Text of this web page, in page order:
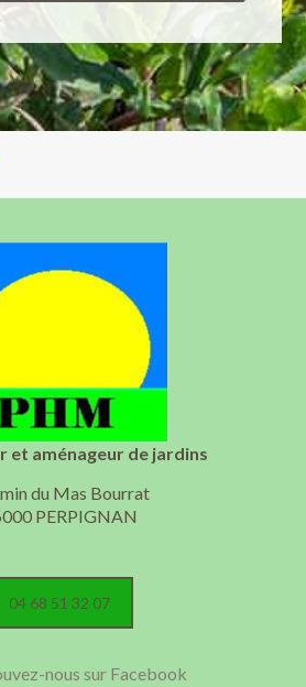
et aménageur de jardins
du Mas Bourrat
PERPIGNAN
04 68 51 32 07
nous sur Facebook